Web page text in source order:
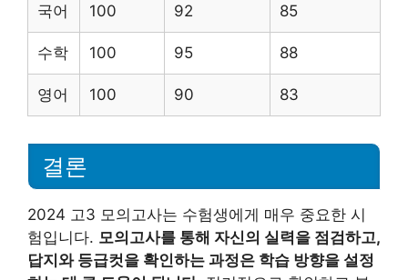
국어 100 92 85
수학 100 95 88
영어 100 90 83
결론
2024 고3 모의고사는 수험생에게 매우 중요한 시
험입니다. 모의고사를 통해 자신의 실력을 점검하고,
답지와 등급컷을 확인하는 과정은 학습 방향을 설정